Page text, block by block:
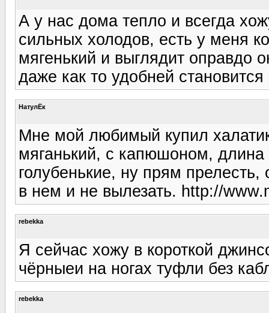
А у нас дома тепло и всегда
сильных холодов, есть у меня
мягенький и выглядит оправдо
даже как то удобней становится
НатулЁк
Мне мой любимый купил
мяганький, с капюшоном, длина
голубенькие, ну прям прелесть,
в нем и не вылезать. http://
rebekka
Я сейчас хожу в короткой
чёрныеи на ногах туфли без
rebekka